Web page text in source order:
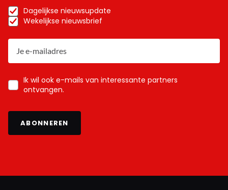
Dagelijkse nieuwsupdate
Wekelijkse nieuwsbrief
Ik wil ook e-mails van interessante partners
ontvangen.
ABONNEREN